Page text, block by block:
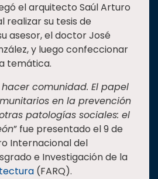
el arquitecto Saúl Arturo
realizar su tesis de
asesor, el doctor José
y luego confeccionar
temática.
comunidad. El papel
en la prevención
patologías sociales: el
” fue presentado el 9 de
Internacional del
e Investigación de la
(FARQ).